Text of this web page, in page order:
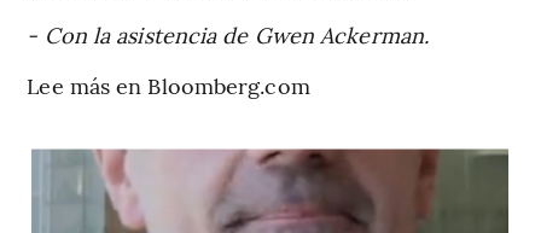
- Con la asistencia de Gwen Ackerman.
Lee más en Bloomberg.com